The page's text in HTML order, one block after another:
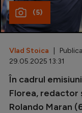
(5)
Vlad Stoica |
29.05.2025 13:31
În cadrul
Florea,
Rolando Maran